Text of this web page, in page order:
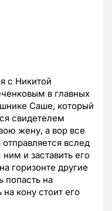
с Никитой
в главных
Саше, который
свидетелем
жену, а вор все
вслед
и заставить его
горизонте другие
на
кону стоит его